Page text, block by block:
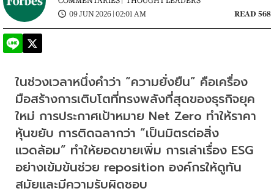
09 JUN 2026 | 02:01 AM
READ 568
ในช่วงเวลาหนึ่งคำว่า “ความยั่งยืน” คือเครื่อง
มือสร้างการเติบโตที่ทรงพลังที่สุดของธุรกิจยุค
ใหม่ การประกาศเป้าหมาย Net Zero ทำให้ราคา
หุ้นขยับ การติดฉลากว่า “เป็นมิตรต่อสิ่ง
แวดล้อม” ทำให้ยอดขายเพิ่ม การเล่าเรื่อง ESG
อย่างเข้มข้นช่วย reposition องค์กรให้ดูทัน
สมัยและมีความรับผิดชอบ